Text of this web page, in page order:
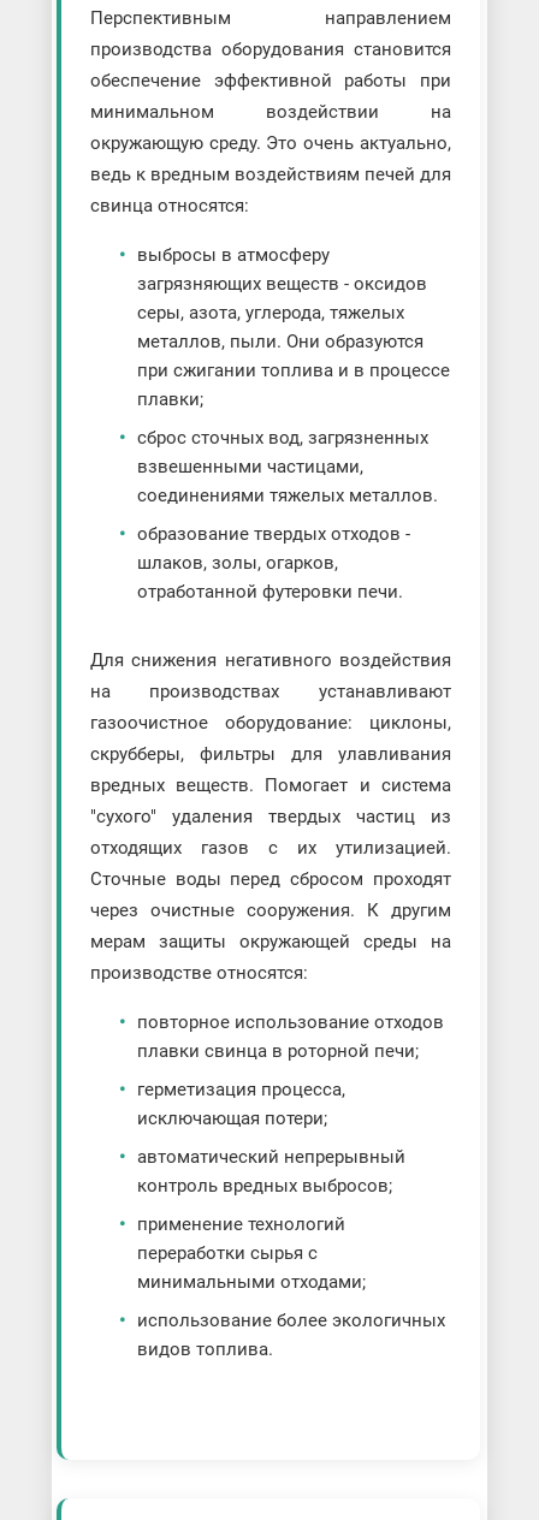
Перспективным направлением
производства оборудования становится
обеспечение эффективной работы при
минимальном воздействии на
окружающую среду. Это очень актуально,
ведь к вредным воздействиям печей для
свинца относятся:
выбросы в атмосферу
загрязняющих веществ - оксидов
серы, азота, углерода, тяжелых
металлов, пыли. Они образуются
при сжигании топлива и в процессе
плавки;
сброс сточных вод, загрязненных
взвешенными частицами,
соединениями тяжелых металлов.
образование твердых отходов -
шлаков, золы, огарков,
отработанной футеровки печи.
Для снижения негативного воздействия
на производствах устанавливают
газоочистное оборудование: циклоны,
скрубберы, фильтры для улавливания
вредных веществ. Помогает и система
"сухого" удаления твердых частиц из
отходящих газов с их утилизацией.
Сточные воды перед сбросом проходят
через очистные сооружения. К другим
мерам защиты окружающей среды на
производстве относятся:
повторное использование отходов
плавки свинца в роторной печи;
герметизация процесса,
исключающая потери;
автоматический непрерывный
контроль вредных выбросов;
применение технологий
переработки сырья с
минимальными отходами;
использование более экологичных
видов топлива.